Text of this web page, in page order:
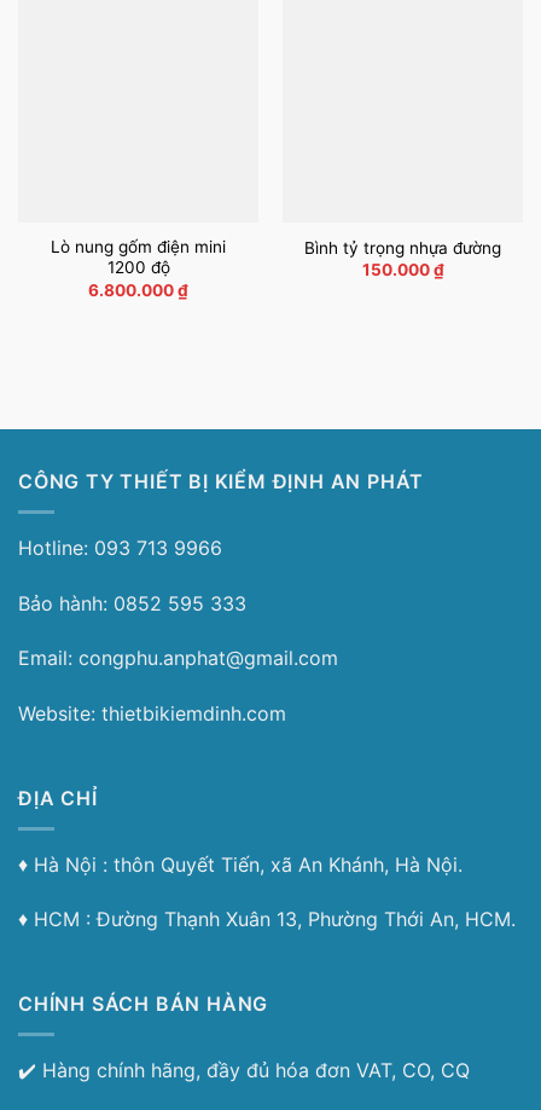
Lò nung gốm điện mini
1200 độ
6.800.000₫
Bình tỷ trọng nhựa đường
150.000₫
CÔNG TY THIẾT BỊ KIỂM ĐỊNH AN PHÁT
Hotline: 093 713 9966
Bảo hành: 0852 595 333
Email: congphu.anphat@gmail.com
Website: thietbikiemdinh.com
ĐỊA CHỈ
♦︎ Hà Nội : thôn Quyết Tiến, xã An Khánh, Hà Nội.
♦︎ HCM : Đường Thạnh Xuân 13, Phường Thới An, HCM.
CHÍNH SÁCH BÁN HÀNG
✔️ Hàng chính hãng, đầy đủ hóa đơn VAT, CO, CQ